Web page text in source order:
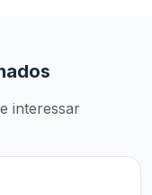
interessar